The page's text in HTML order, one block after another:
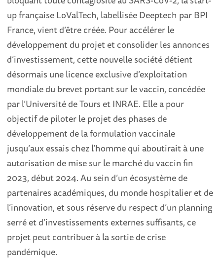
up française LoValTech, labellisée Deeptech par BPI
France, vient d’être créée. Pour accélérer le
développement du projet et consolider les annonces
d’investissement, cette nouvelle société détient
désormais une licence exclusive d’exploitation
mondiale du brevet portant sur le vaccin, concédée
par l’Université de Tours et INRAE. Elle a pour
objectif de piloter le projet des phases de
développement de la formulation vaccinale
jusqu’aux essais chez l’homme qui aboutirait à une
autorisation de mise sur le marché du vaccin fin
2023, début 2024. Au sein d’un écosystème de
partenaires académiques, du monde hospitalier et de
l’innovation, et sous réserve du respect d’un planning
serré et d’investissements externes suffisants, ce
projet peut contribuer à la sortie de crise
pandémique.